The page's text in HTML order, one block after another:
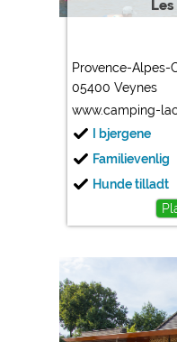
Provence-Alpes-
05400 Veynes
www.camping-
I bjergene
Familievenlig
Hunde tilladt